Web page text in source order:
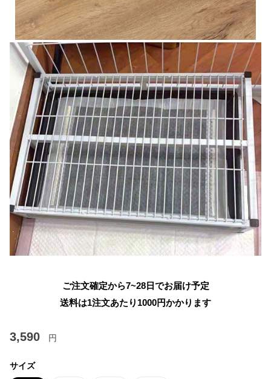
ご注文確定から7~28日でお届け予定
送料は1注文あたり 1000円かかります
3,590 円
サイズ